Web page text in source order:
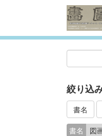
絞り込
書名
書名 図